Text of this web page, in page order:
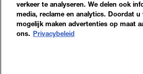
© 2023 Maybelline New York
Maybelline New York
verkeer te analyseren. We delen ook
media, reclame en analytics. Doordat
mogelijk maken advertenties op maat
ons. Privacybeleid